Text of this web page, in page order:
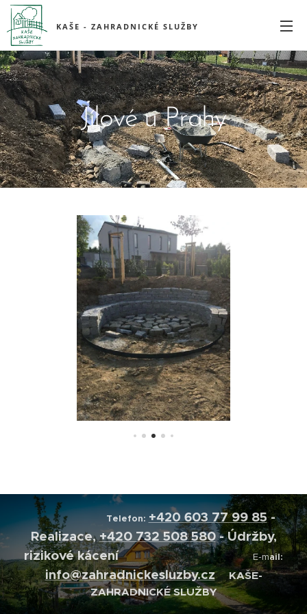
KAŠE - ZAHRADNICKÉ SLUŽBY
Jílové u Prahy
Telefon: +420603 77 99 85-
Realizace,+420 732 508 580- Údržby,
rizikové kácení
E-mail:
info@zahradnickesluzby.cz
KAŠE-
ZAHRADNICKÉ SLUŽBY